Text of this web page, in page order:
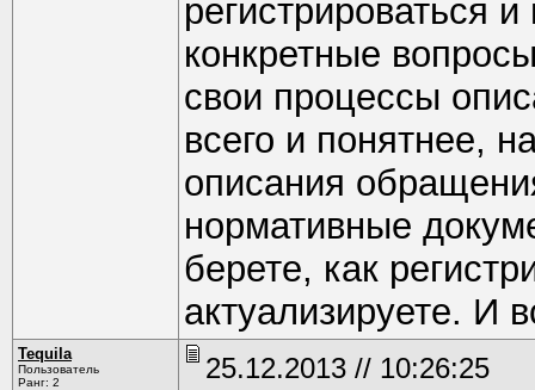
регистрироваться
конкретные
свои процессы
всего и понятнее,
описания
нормативные
берете, как
актуализируете. И
Tequila
Пользователь
Ранг: 2
25.12.2013 // 10:26:25